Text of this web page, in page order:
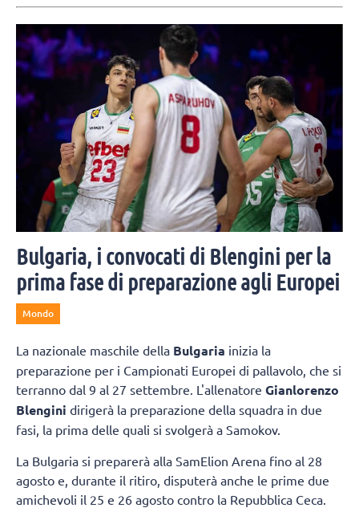
Bulgaria, i convocati di Blengini per la
prima fase di preparazione agli Europei
Mondo
La nazionale maschile della Bulgaria inizia la
preparazione per i Campionati Europei di pallavolo, che si
terranno dal 9 al 27 settembre. L'allenatore Gianlorenzo
Blengini dirigerà la preparazione della squadra in due
fasi, la prima delle quali si svolgerà a Samokov.
La Bulgaria si preparerà alla SamElion Arena fino al 28
agosto e, durante il ritiro, disputerà anche le prime due
amichevoli il 25 e 26 agosto contro la Repubblica Ceca.